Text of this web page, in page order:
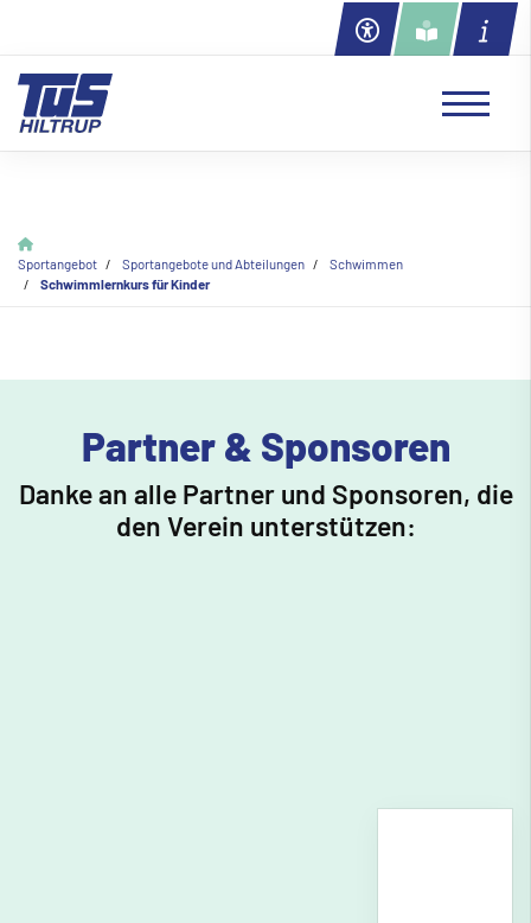
Sportangebot Sportangebote und Abteilungen
Schwimmen
Schwimmlernkurs für Kinder
Partner & Sponsoren
Danke an alle Partner und Sponsoren, die
den Verein unterstützen: